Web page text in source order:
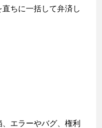
ちに一括して弁済し
エラーやバグ、権利